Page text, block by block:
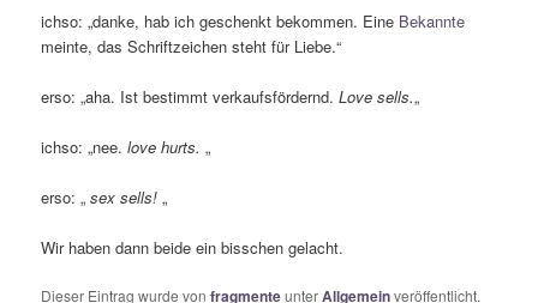
ichso: „danke, hab ich geschenkt bekommen. Eine Bekannte
meinte, das Schriftzeichen steht für Liebe.“
erso: „aha. Ist bestimmt verkaufsfördernd.Love sells.„
ichso: „nee.love hurts.„
erso: „ sex sells!„
Wir haben dann beide ein bisschen gelacht.
Dieser Eintrag wurde vonfragmenteunterAllgemeinveröffentlicht.